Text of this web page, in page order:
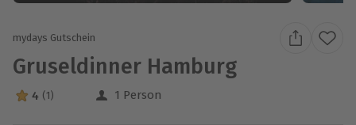
mydays Gutschein
Gruseldinner Hamburg
4 Sterne von 5 aus 1 Bewertungen
4 (1) 1 Person